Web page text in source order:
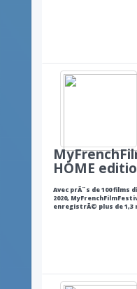
HOME
Avec prÃ¨s de 100 films
2020,
enregistrÃ© plus de 1,3